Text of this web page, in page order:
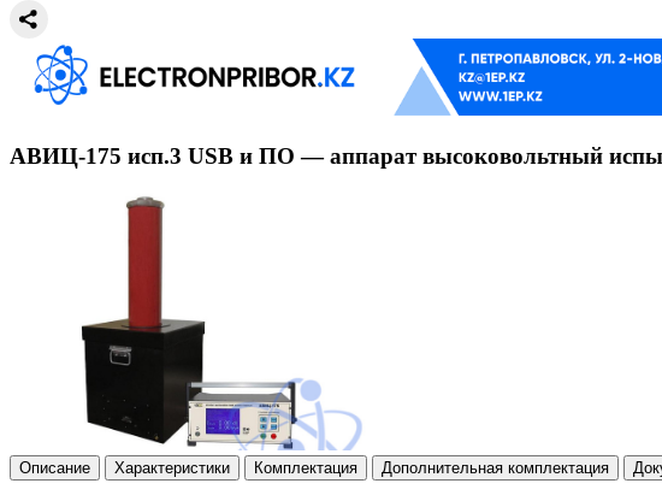
АВИЦ-175 исп.3 USB и ПО — аппарат высоковольтный
Описание Характеристики Комплектация Дополнительная комплектация